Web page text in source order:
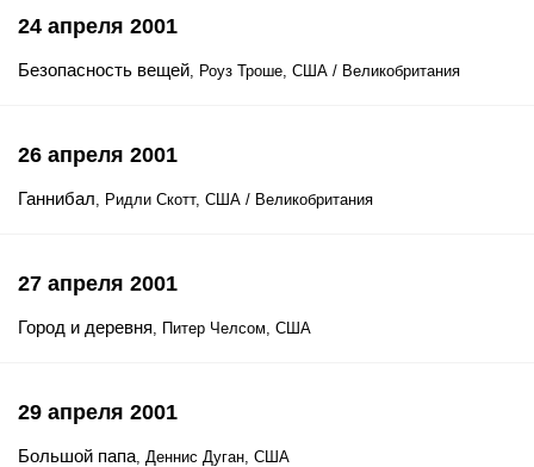
24 апреля 2001
Безопасность вещей, Роуз Троше, США / Великобритания
26 апреля 2001
Ганнибал, Ридли Скотт, США / Великобритания
27 апреля 2001
Город и деревня, Питер Челсом, США
29 апреля 2001
Большой папа, Деннис Дуган, США